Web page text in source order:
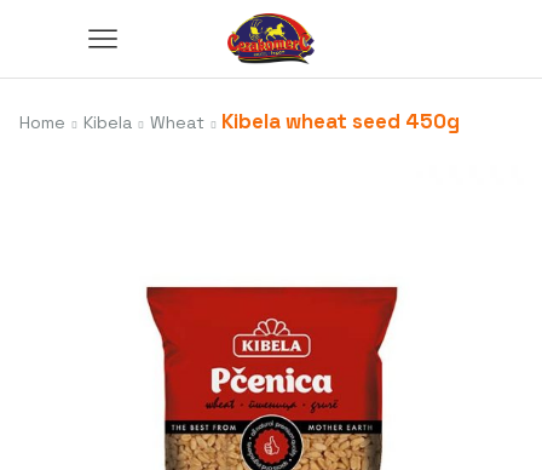
Home Kibela Wheat Kibela wheat seed 450g